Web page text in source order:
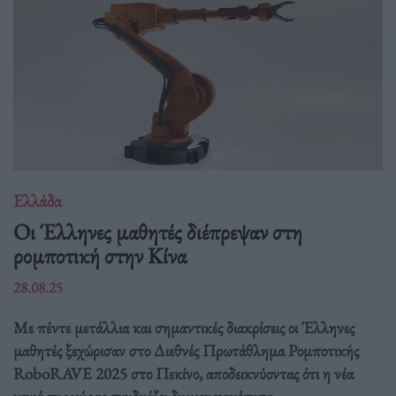
Ελλάδα
Οι Έλληνες μαθητές διέπρεψαν στη
ρομποτική στην Κίνα
28.08.25
Με πέντε μετάλλια και σημαντικές διακρίσεις οι Έλληνες
μαθητές ξεχώρισαν στο Διεθνές Πρωτάθλημα Ρομποτικής
RoboRAVE 2025 στο Πεκίνο, αποδεικνύοντας ότι η νέα